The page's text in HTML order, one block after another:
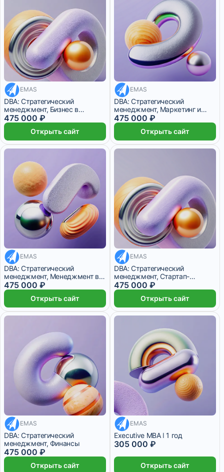
39 583 ₽/мес
EMAS
DBA: Стратегический
менеджмент, Бизнес в
цифровую эпоху
475 000 ₽
Открыть сайт
39 583 ₽/мес
EMAS
DBA: Стратегический
менеджмент, Маркетинг и
продажи
475 000 ₽
Открыть сайт
39 583 ₽/мес
EMAS
DBA: Стратегический
менеджмент, Менеджмент в
медицине
475 000 ₽
Открыть сайт
39 583 ₽/мес
EMAS
DBA: Стратегический
менеджмент, Стартап-
менеджмент
475 000 ₽
Открыть сайт
39 583 ₽/мес
EMAS
DBA: Стратегический
менеджмент, Финансы
475 000 ₽
Открыть сайт
25 416 ₽/мес
EMAS
Executive MBA ǀ 1 год
305 000 ₽
Открыть сайт